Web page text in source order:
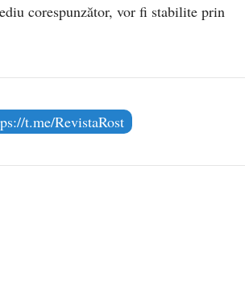
corespunzător, vor fi stabilite prin
t.me/RevistaRost